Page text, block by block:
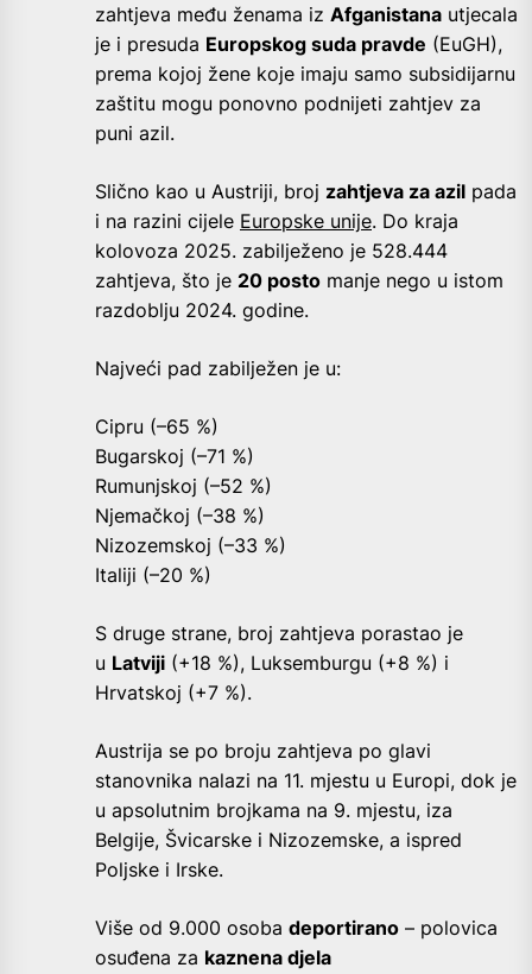
zahtjeva među ženama iz Afganistana utjecala
je i presuda Europskog suda pravde (EuGH),
prema kojoj žene koje imaju samo subsidijarnu
zaštitu mogu ponovno podnijeti zahtjev za
puni azil.
Slično kao u Austriji, broj zahtjeva za azil pada
i na razini cijele Europske unije. Do kraja
kolovoza 2025. zabilježeno je 528.444
zahtjeva, što je 20 posto manje nego u istom
razdoblju 2024. godine.
Najveći pad zabilježen je u:
Cipru (–65 %)
Bugarskoj (–71 %)
Rumunjskoj (–52 %)
Njemačkoj (–38 %)
Nizozemskoj (–33 %)
Italiji (–20 %)
S druge strane, broj zahtjeva porastao je
u Latviji (+18 %), Luksemburgu (+8 %) i
Hrvatskoj (+7 %).
Austrija se po broju zahtjeva po glavi
stanovnika nalazi na 11. mjestu u Europi, dok je
u apsolutnim brojkama na 9. mjestu, iza
Belgije, Švicarske i Nizozemske, a ispred
Poljske i Irske.
Više od 9.000 osoba deportirano – polovica
osuđena za kaznena djela